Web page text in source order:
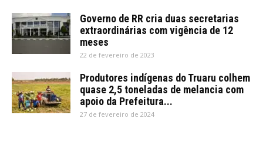
Governo de RR cria duas secretarias
extraordinárias com vigência de 12
meses
22 de fevereiro de 2023
Produtores indígenas do Truaru colhem
quase 2,5 toneladas de melancia com
apoio da Prefeitura...
27 de fevereiro de 2024